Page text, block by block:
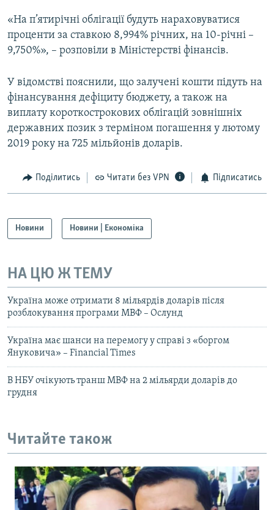
«На п’ятирічні облігації будуть нараховуватися
проценти за ставкою 8,994% річних, на 10-річні –
9,750%», – розповіли в Міністерстві фінансів.
У відомстві пояснили, що залучені кошти підуть на
фінансування дефіциту бюджету, а також на
виплату короткострокових облігацій зовнішніх
державних позик з терміном погашення у лютому
2019 року на 725 мільйонів доларів.
Поділитись Читати без VPN Підписатись
Новини Новини | Економіка
НА ЦЮ Ж ТЕМУ
Україна може отримати 8 мільярдів доларів після
розблокування програми МВФ – Ослунд
Україна має шанси на перемогу у справі з «боргом
Януковича» – Financial Times
В НБУ очікують транш МВФ на 2 мільярди доларів до
грудня
Читайте також